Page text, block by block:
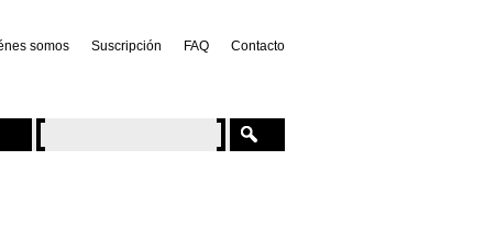
somos Suscripción FAQ Contacto